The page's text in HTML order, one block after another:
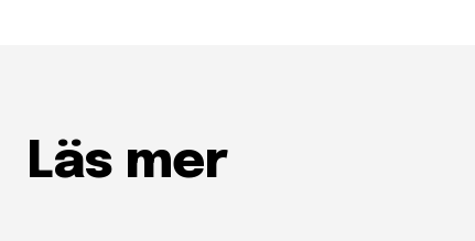
Läs mer